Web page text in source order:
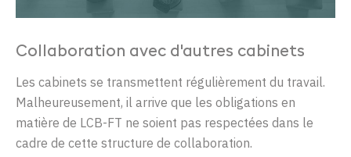
Collaboration avec d'autres cabinets
Les cabinets se transmettent régulièrement du travail.
Malheureusement, il arrive que les obligations en
matière de LCB-FT ne soient pas respectées dans le
cadre de cette structure de collaboration.